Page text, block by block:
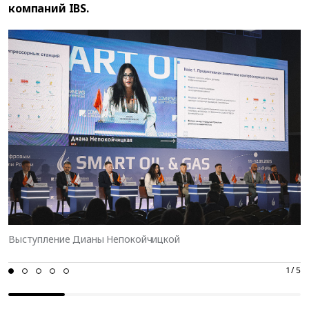
компаний IBS.
Выступление Дианы Непокойчицкой
01 02 03 04 05 1 / 5